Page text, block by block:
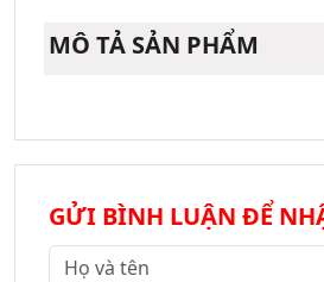
MÔ TẢ SẢN PHẨM
GỬI BÌNH LUẬN ĐỂ